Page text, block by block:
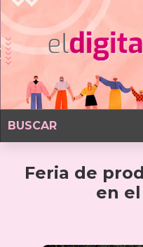
Feria de
en